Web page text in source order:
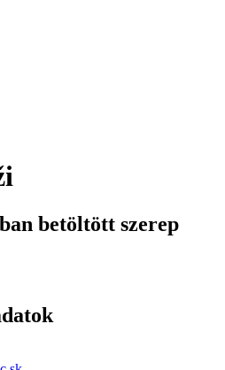
betöltött szerep